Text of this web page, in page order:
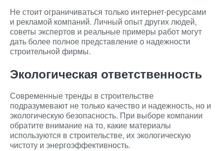
Не стоит ограничиваться только интернет-ресурсами
и рекламой компаний. Личный опыт других людей,
советы экспертов и реальные примеры работ могут
дать более полное представление о надежности
строительной фирмы.
Экологическая ответственность
Современные тренды в строительстве
подразумевают не только качество и надежность, но и
экологическую безопасность. При выборе компании
обратите внимание на то, какие материалы
используются в строительстве, их экологическую
чистоту и энергоэффективность.